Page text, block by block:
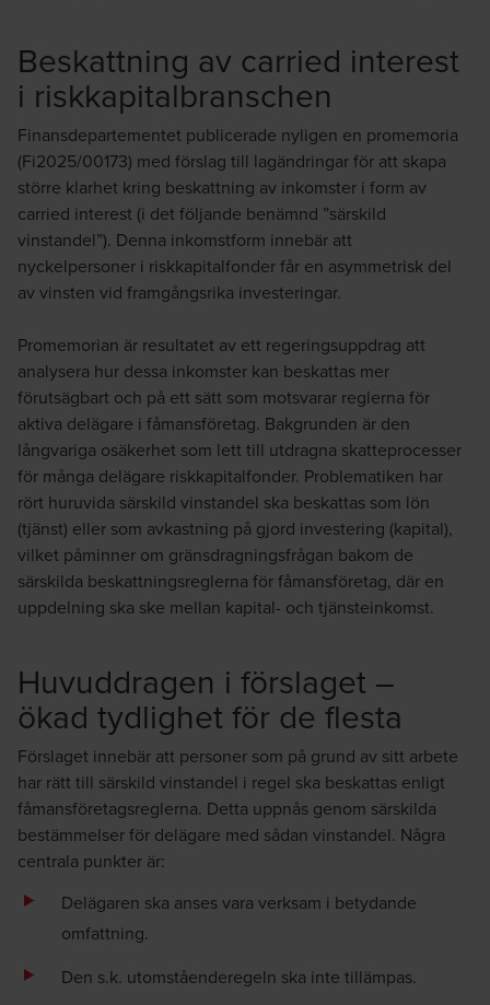
Beskattning av carried interest
i riskkapitalbranschen
Finansdepartementet publicerade nyligen en promemoria
(Fi2025/00173) med förslag till lagändringar för att skapa
större klarhet kring beskattning av inkomster i form av
carried interest (i det följande benämnd ”särskild
vinstandel”). Denna inkomstform innebär att
nyckelpersoner i riskkapitalfonder får en asymmetrisk del
av vinsten vid framgångsrika investeringar.
Promemorian är resultatet av ett regeringsuppdrag att
analysera hur dessa inkomster kan beskattas mer
förutsägbart och på ett sätt som motsvarar reglerna för
aktiva delägare i fåmansföretag. Bakgrunden är den
långvariga osäkerhet som lett till utdragna skatteprocesser
för många delägare riskkapitalfonder. Problematiken har
rört huruvida särskild vinstandel ska beskattas som lön
(tjänst) eller som avkastning på gjord investering (kapital),
vilket påminner om gränsdragningsfrågan bakom de
särskilda beskattningsreglerna för fåmansföretag, där en
uppdelning ska ske mellan kapital- och tjänsteinkomst.
Huvuddragen i förslaget –
ökad tydlighet för de flesta
Förslaget innebär att personer som på grund av sitt arbete
har rätt till särskild vinstandel i regel ska beskattas enligt
fåmansföretagsreglerna. Detta uppnås genom särskilda
bestämmelser för delägare med sådan vinstandel. Några
centrala punkter är:
Delägaren ska anses vara verksam i betydande
omfattning.
Den s.k. utomståenderegeln ska inte tillämpas.